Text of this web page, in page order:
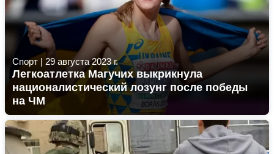
Спорт | 29 августа 2023 г.
Легкоатлетка Магучих выкрикнула
националистический лозунг после победы
на ЧМ